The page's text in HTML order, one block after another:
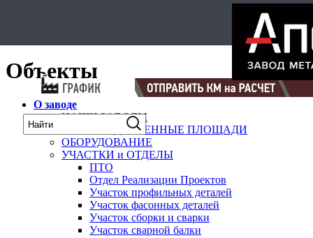
Объекты
О заводе
НАШИ ЗАВОДЫ
ПРОИЗВОДСТВЕННЫЕ ПЛОЩАДИ
ОБОРУДОВАНИЕ
УЧАСТКИ и ОТДЕЛЫ
ПТО
Отдел Реализации Проектов
Участок профильных деталей
Участок фасонных деталей
Участок сборки и сварки
Участок сварной балки